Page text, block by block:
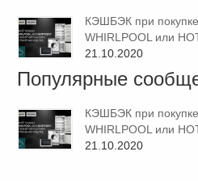
КЭШБЭК при
WHIRLPOOL или
21.10.2020
Популярные
КЭШБЭК при
WHIRLPOOL или
21.10.2020